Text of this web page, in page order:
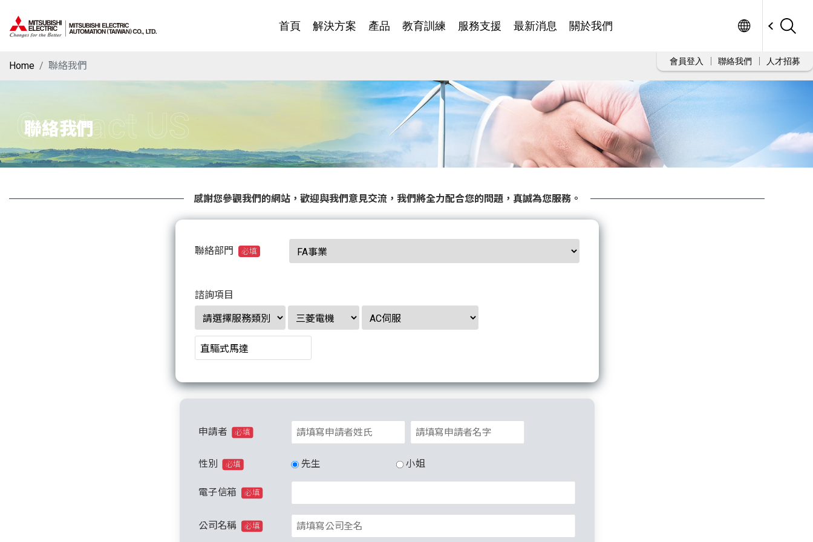
首頁 解決方案 產品 教育訓練 服務支援 最新消息 關於我們
會員登入 聯絡我們 人才招募
Home 聯絡我們
聯絡我們
Contact US
感謝您參觀我們的網站，歡迎與我們意見交流，我們將全力配合您的問題，真誠為您服務。
聯絡部門 必填
諮詢項目
申請者 必填
性別 必填 先生 小姐
電子信箱 必填
公司名稱 必填